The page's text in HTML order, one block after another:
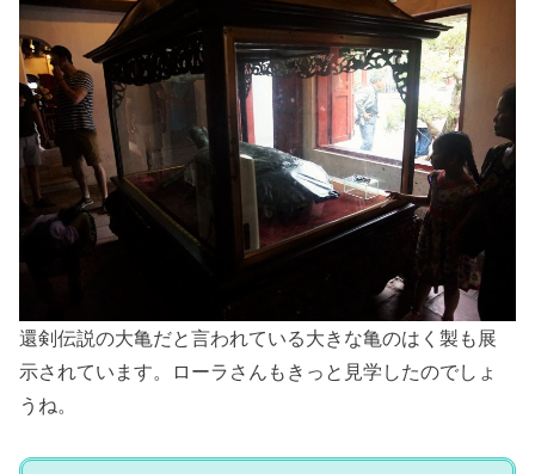
還剣伝説の大亀だと言われている大きな亀のはく製も展
示されています。ローラさんもきっと見学したのでしょ
うね。